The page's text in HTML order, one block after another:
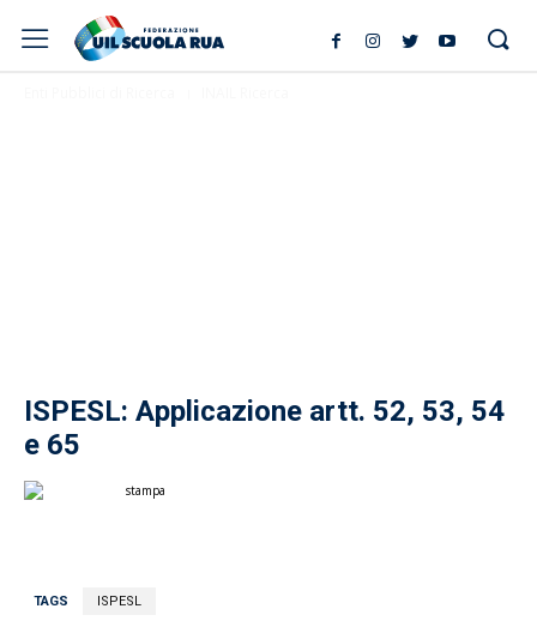
ISPESL: Applicazione artt. 52, 53, 54
e 65
TAGS ISPESL